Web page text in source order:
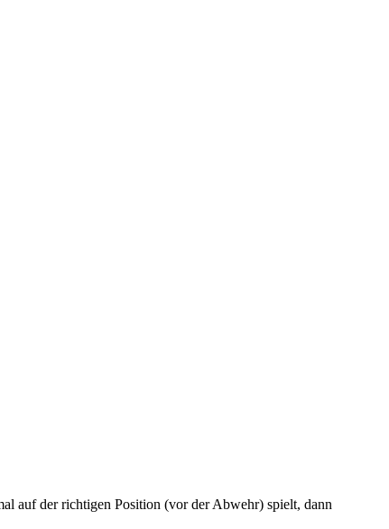
auf der richtigen Position (vor der Abwehr) spielt, dann